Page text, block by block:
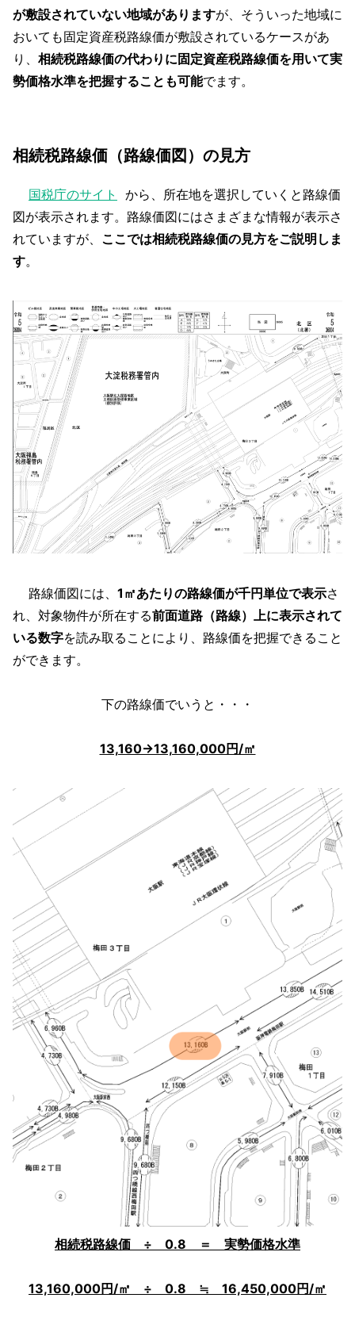
が敷設されていない地域がありますが、そういった地域に
おいても固定資産税路線価が敷設されているケースがあ
り、 相続税路線価の代わりに固定資産税路線価を用いて実
勢価格水準を把握することも可能でます。
相続税路線価（路線価図）の見方
国税庁のサイト
から、所在地を選択していくと路線価
図が表示されます。路線価図にはさまざまな情報が表示さ
れていますが、 ここでは相続税路線価の見方をご説明しま
す。
路線価図には、 1㎡あたりの路線価が千円単位で表示さ
れ、対象物件が所在する前面道路（路線）上に表示されて
いる数字を読み取ることにより、路線価を把握できること
ができます。
下の路線価でいうと・・・
13,160→13,160,000円/㎡
相続税路線価 ÷ 0.8 ＝ 実勢価格水準
13,160,000円/㎡ ÷ 0.8 ≒ 16,450,000円/㎡